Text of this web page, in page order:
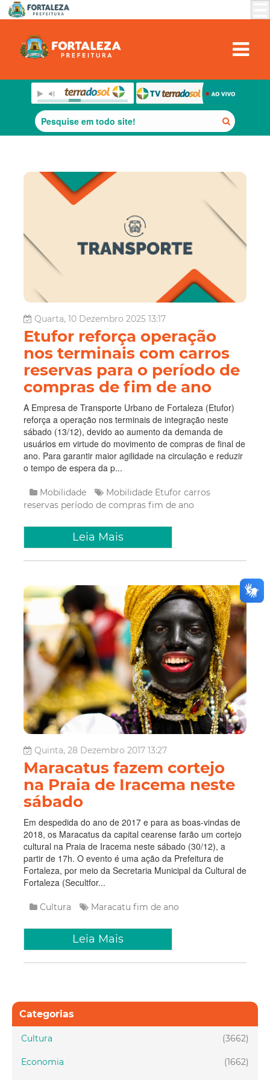
Quarta, 10 Dezembro 2025 13:17
Etufor reforça operação
nos terminais com carros
reservas para o período de
compras de fim de ano
A Empresa de Transporte Urbano de Fortaleza (Etufor)
reforça a operação nos terminais de integração neste
sábado (13/12), devido ao aumento da demanda de
usuários em virtude do movimento de compras de final de
ano. Para garantir maior agilidade na circulação e reduzir
o tempo de espera da p...
Mobilidade Mobilidade Etufor carros
reservas período de compras fim de ano
Leia Mais
Quinta, 28 Dezembro 2017 13:27
Maracatus fazem cortejo
na Praia de Iracema neste
sábado
Em despedida do ano de 2017 e para as boas-vindas de
2018, os Maracatus da capital cearense farão um cortejo
cultural na Praia de Iracema neste sábado (30/12), a
partir de 17h. O evento é uma ação da Prefeitura de
Fortaleza, por meio da Secretaria Municipal da Cultural de
Fortaleza (Secultfor...
Cultura Maracatu fim de ano
Leia Mais
Categorias
(3662)
Cultura
(1662)
Economia